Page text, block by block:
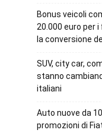
Bonus veicoli
20.000 euro per
la conversione
SUV, city car,
stanno
italiani
Auto nuove da
promozioni di